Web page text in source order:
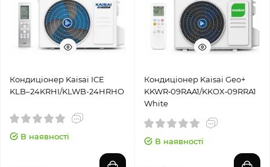
Кондиціонер Kaisai ICE
KLB–24KRHI/KLWB-24HRHO
В наявності
Кондиціонер Kaisai Geo+
KKWR‑09RAA1/KKOX‑09RRA1
White
В наявності